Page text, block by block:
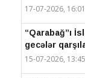
17-07-2026, 16:01
“Qarabağ”ı
gecələr
15-07-2026, 13:45